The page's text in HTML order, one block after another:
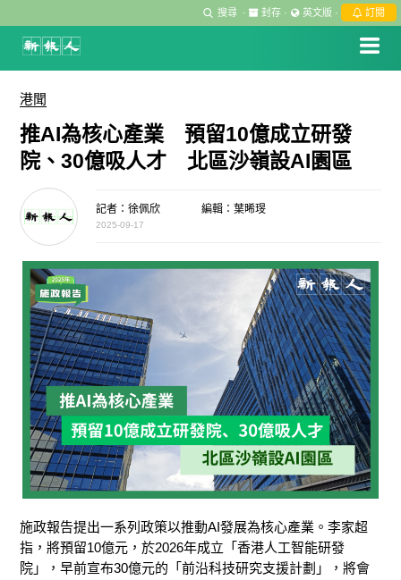
搜尋 · 封存 · 英文版 · 訂閱
港聞
推AI為核心產業 預留10億成立研發
院、30億吸人才 北區沙嶺設AI園區
記者：徐佩欣 編輯：葉晞琝
2025-09-17
施政報告提出一系列政策以推動AI發展為核心產業。李家超
指，將預留10億元，於2026年成立「香港人工智能研發
院」，早前宣布30億元的「前沿科技研究支援計劃」，將會